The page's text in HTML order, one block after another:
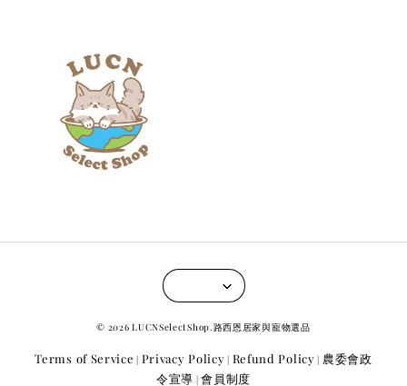
© 2026 LUCNSelectShop.路西恩居家與寵物選品
Terms of Service | Privacy Policy | Refund Policy | 農委會政
令宣導 |會員制度